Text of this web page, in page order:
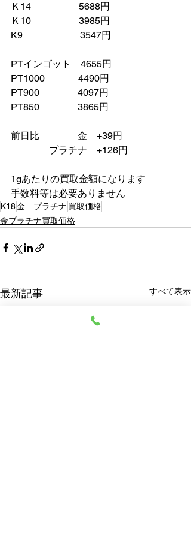
Ｋ14　　　　　5688円
Ｋ10　　　　　3985円
K9　　　　　　3547円
PTインゴット　4655円
PT1000　　　  4490円
PT900　　　　4097円
PT850　　　　3865円
前日比　　　　金　+39円
プラチナ　+126円
1gあたりの買取金額になります
手数料等は必要ありません
K18金 プラチナ 買取価格
金プラチナ買取価格
最新記事 すべて表示